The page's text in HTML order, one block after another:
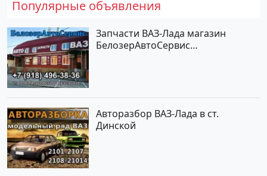
Популярные объявления
Запчасти ВАЗ-Лада магазин
БелозерАвтоСервис
Авторазбор ВАЗ-Лада в ст.
Динской